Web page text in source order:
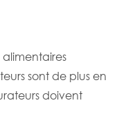
alimentaires
sont de plus en
doivent